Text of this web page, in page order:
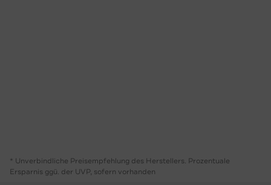
* Unverbindliche Preisempfehlung des Herstellers. Prozentuale
Ersparnis ggü. der UVP, sofern vorhanden